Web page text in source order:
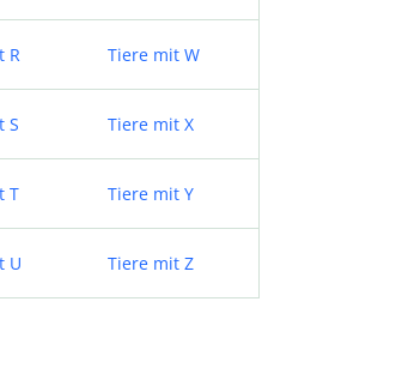
R Tiere mit W
S Tiere mit X
T Tiere mit Y
U Tiere mit Z